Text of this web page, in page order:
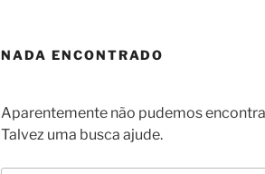
NADA ENCONTRADO
Aparentemente não pudemos
Talvez uma busca ajude.